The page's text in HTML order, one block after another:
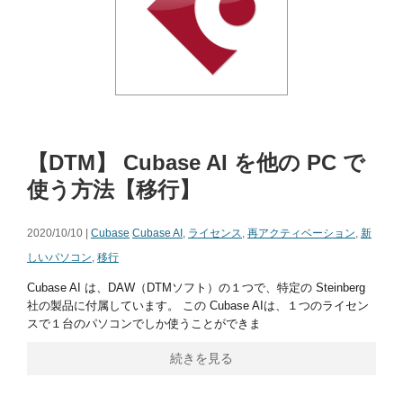
【DTM】 Cubase AI を他の PC で
使う方法【移行】
2020/10/10 | Cubase Cubase AI , ライセンス, 再アクティベーション, 新
しいパソコン, 移行
Cubase AI は、DAW（DTMソフト）の１つで、特定の Steinberg
社の製品に付属しています。 この Cubase AIは、１つのライセン
スで１台のパソコンでしか使うことができま
続きを見る